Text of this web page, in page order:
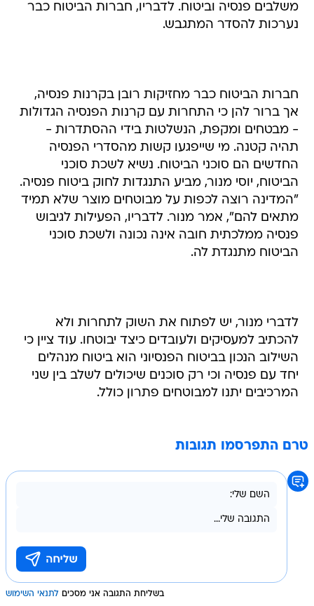
משלבים פנסיה וביטוח. לדבריו, חברות הביטוח כבר
נערכות להסדר המתגבש.
חברות הביטוח כבר מחזיקות רובן בקרנות פנסיה,
אך ברור להן כי התחרות עם קרנות הפנסיה הגדולות
- מבטחים ומקפת, הנשלטות בידי ההסתדרות -
תהיה קטנה. מי שייפגעו קשות מהסדרי הפנסיה
החדשים הם סוכני הביטוח. נשיא לשכת סוכני
הביטוח, יוסי מנור, מביע התנגדות לחוק ביטוח פנסיה.
"המדינה רוצה לכפות על מבוטחים מוצר שלא תמיד
מתאים להם", אמר מנור. לדבריו, הפעילות לגיבוש
פנסיה ממלכתית חובה אינה נכונה ולשכת סוכני
הביטוח מתנגדת לה.
לדברי מנור, יש לפתוח את השוק לתחרות ולא
להכתיב למעסיקים ולעובדים כיצד יבוטחו. עוד ציין כי
השילוב הנכון בביטוח הפנסיוני הוא ביטוח מנהלים
יחד עם פנסיה וכי רק סוכנים שיכולים לשלב בין שני
המרכיבים יתנו למבוטחים פתרון כולל.
טרם התפרסמו תגובות
בשליחת התגובה אני מסכים לתנאי השימוש